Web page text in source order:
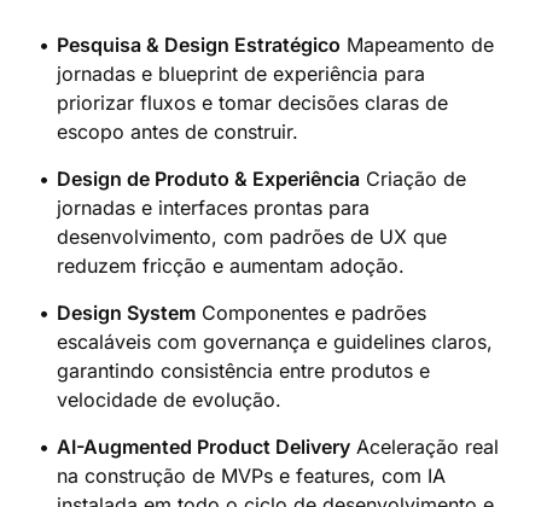
Pesquisa & Design Estratégico Mapeamento de
jornadas e blueprint de experiência para
priorizar fluxos e tomar decisões claras de
escopo antes de construir.
Design de Produto & Experiência Criação de
jornadas e interfaces prontas para
desenvolvimento, com padrões de UX que
reduzem fricção e aumentam adoção.
Design System Componentes e padrões
escaláveis com governança e guidelines claros,
garantindo consistência entre produtos e
velocidade de evolução.
AI-Augmented Product Delivery Aceleração real
na construção de MVPs e features, com IA